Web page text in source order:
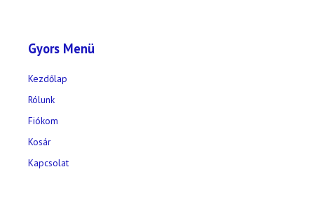
Gyors Menü
Kezdőlap
Rólunk
Fiókom
Kosár
Kapcsolat